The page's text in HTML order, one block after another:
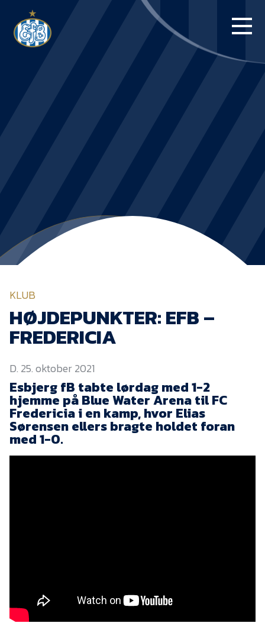
BLUE WATER
NYHEDER
EfB Akademi
Sydvestjysk Fodbold
Samarbejde
Partnere
KLUB
HØJDEPUNKTER: EFB –
FREDERICIA
D. 25. oktober 2021
Esbjerg fB tabte lørdag med 1-2
hjemme på Blue Water Arena til FC
Fredericia i en kamp, hvor Elias
Sørensen ellers bragte holdet foran
med 1-0.